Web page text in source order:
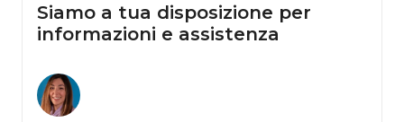
Siamo a tua disposizione per
informazioni e assistenza